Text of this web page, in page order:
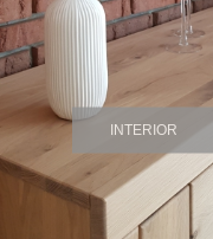
INTERIOR